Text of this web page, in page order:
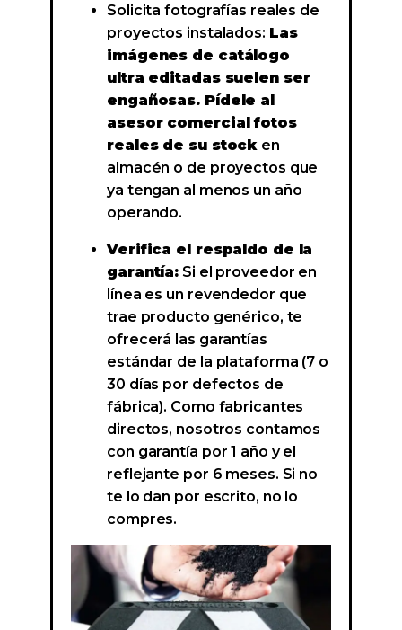
Solicita fotografías reales de
proyectos instalados: Las
imágenes de catálogo
ultra editadas suelen ser
engañosas. Pídele al
asesor comercial fotos
reales de su stock en
almacén o de proyectos que
ya tengan al menos un año
operando.
Verifica el respaldo de la
garantía: Si el proveedor en
línea es un revendedor que
trae producto genérico, te
ofrecerá las garantías
estándar de la plataforma (7 o
30 días por defectos de
fábrica). Como fabricantes
directos, nosotros contamos
con garantía por 1 año y el
reflejante por 6 meses. Si no
te lo dan por escrito, no lo
compres.